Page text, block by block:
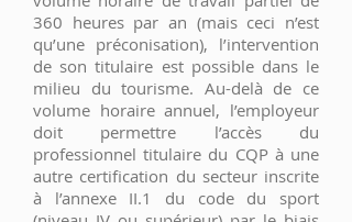
360 heures par an (mais ceci n’est
qu’une préconisation), l’intervention
de son titulaire est possible dans le
milieu du tourisme. Au-delà de ce
volume horaire annuel, l’employeur
doit permettre l’accès du
professionnel titulaire du CQP à une
autre certification du secteur inscrite
à l’annexe II.1 du code du sport